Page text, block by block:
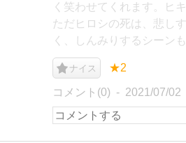
く笑わせてくれます。ヒ
ただヒロシの死は、悲し
く、しんみりするシーン
ナイス ★2
コメント(0) 2021/07/02